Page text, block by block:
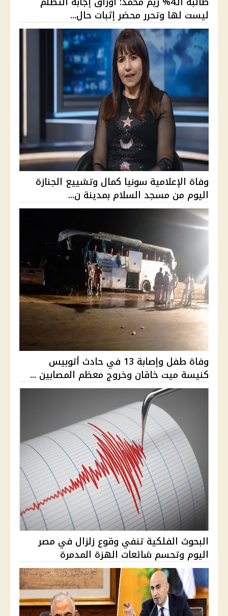
ليست لها وتحرر محضر إثبات حال...
وفاة الإعلامية سونيا كمال وتشييع الجنازة
اليوم من مسجد السلام بمدينة ن...
وفاة طفل وإصابة 13 في حادث أتوبيس
كنيسة ميت خاقان وخروج معظم المصابين ...
البحوث الفلكية تنفي وقوع زلزال في مصر
اليوم وتحسم شائعات الهزة المدمرة